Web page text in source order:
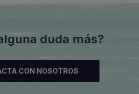
duda más?
CON NOSOTROS